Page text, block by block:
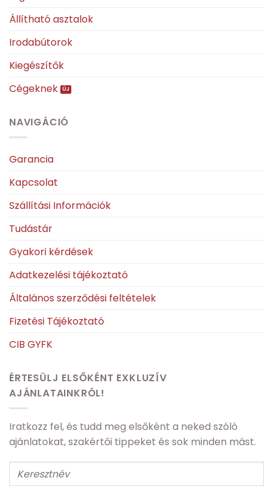
Állítható asztalok
Irodabútorok
Kiegészítők
Cégeknek
NAVIGÁCIÓ
Garancia
Kapcsolat
Szállítási Információk
Tudástár
Gyakori kérdések
Adatkezelési tájékoztató
Általános szerződési feltételek
Fizetési Tájékoztató
CIB GYFK
ÉRTESÜLJ ELSŐKÉNT EXKLUZÍV
AJÁNLATAINKRÓL!
Iratkozz fel, és tudd meg elsőként a neked szóló
ajánlatokat, szakértői tippeket és sok minden mást.